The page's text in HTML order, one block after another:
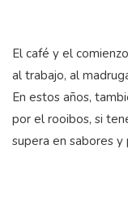
El café y el
al trabajo, al
En estos años,
por el rooibos, si
supera en sabores y